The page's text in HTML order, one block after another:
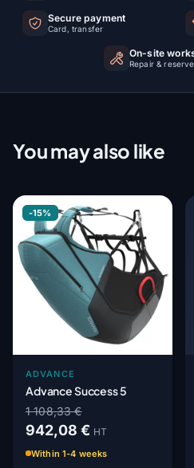
Secure payment
Card, transfer
On-site
Repair &
You may also like
-15%
ADVANCE
Advance Success 5
1 108,33 €
942,08 € HT
Within 1-4 weeks